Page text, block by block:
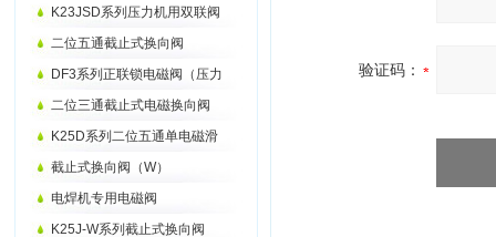
K23JSD系列压力机用双联阀
二位五通截止式换向阀
DF3系列正联锁电磁阀（压力
二位三通截止式电磁换向阀
K25D系列二位五通单电磁滑
截止式换向阀（W）
电焊机专用电磁阀
K25J-W系列截止式换向阀
验证码：